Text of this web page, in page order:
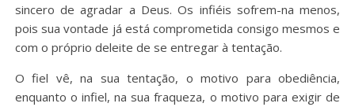
sincero de agradar a Deus. Os infiéis sofrem-na menos,
pois sua vontade já está comprometida consigo mesmos e
com o próprio deleite de se entregar à tentação.
O fiel vê, na sua tentação, o motivo para obediência,
enquanto o infiel, na sua fraqueza, o motivo para exigir de